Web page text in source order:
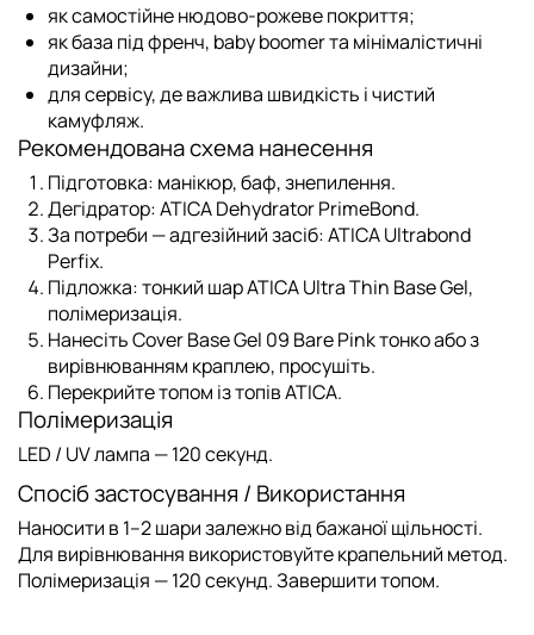
як самостійне нюдово-рожеве покриття;
як база під френч, baby boomer та мінімалістичні
дизайни;
для сервісу, де важлива швидкість і чистий
камуфляж.
Рекомендована схема нанесення
Підготовка: манікюр, баф, знепилення.
Дегідратор:ATICA Dehydrator PrimeBond.
За потреби — адгезійний засіб:ATICA Ultrabond
Perfix.
Підложка: тонкий шарATICA Ultra Thin Base Gel,
полімеризація.
НанесітьCover Base Gel 09 Bare Pinkтонко або з
вирівнюванням краплею, просушіть.
Перекрийте топом ізтопів ATICA.
Полімеризація
LED / UV лампа — 120 секунд.
Спосіб застосування / Використання
Наносити в 1–2 шари залежно від бажаної щільності.
Для вирівнювання використовуйте крапельний метод.
Полімеризація — 120 секунд. Завершити топом.